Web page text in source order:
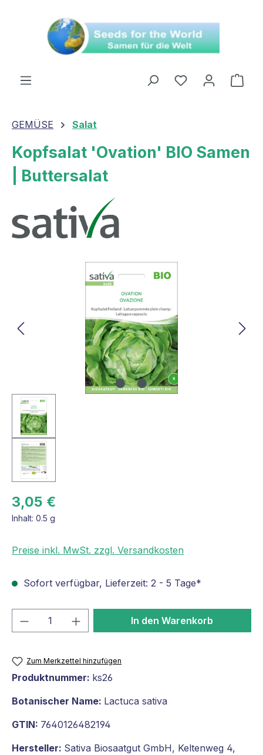
GEMÜSE Salat
Kopfsalat 'Ovation' BIO Samen
| Buttersalat
Bildergalerie überspringen
3,05 €
Inhalt: 0.5 g
Preise inkl. MwSt. zzgl. Versandkosten
Sofort verfügbar, Lieferzeit: 2 - 5 Tage*
Produkt Anzahl: Gib denIn den Warenkorb
Zum Merkzettel hinzufügen
Produktnummer: ks26
Botanischer Name: Lactuca sativa
GTIN: 7640126482194
Hersteller: Sativa Biosaatgut GmbH, Keltenweg 4,